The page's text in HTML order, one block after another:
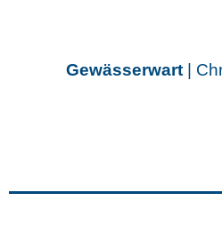
Gewässerwart|